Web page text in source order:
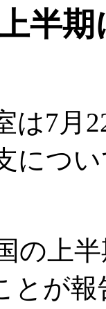
半
は7月
につ
の上
とが